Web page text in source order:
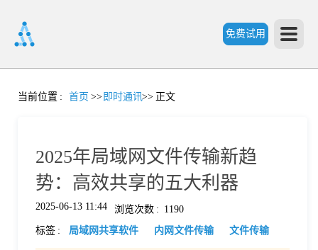
免费试用
首
当前位置 : 首页 >> 即时通讯>> 正文
2025年局域网文件传输新趋
势：高效共享的五大利器
2025-06-13 11:44 浏览次数 : 1190
标签 : 局域网共享软件 内网文件传输 文件传输